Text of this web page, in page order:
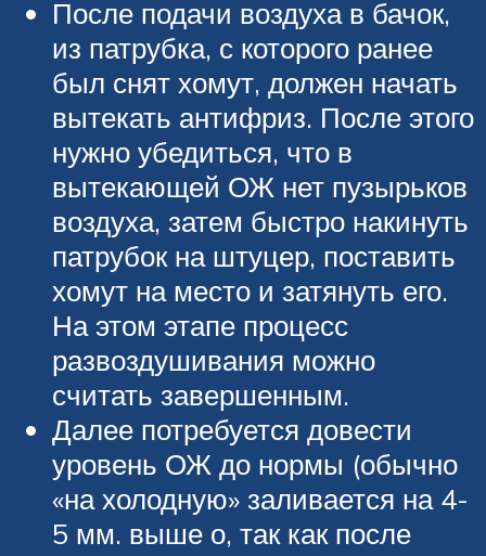
После подачи воздуха в бачок,
из патрубка, с которого ранее
был снят хомут, должен начать
вытекать антифриз. После этого
нужно убедиться, что в
вытекающей ОЖ нет пузырьков
воздуха, затем быстро накинуть
патрубок на штуцер, поставить
хомут на место и затянуть его.
На этом этапе процесс
развоздушивания можно
считать завершенным.
Далее потребуется довести
уровень ОЖ до нормы (обычно
«на холодную» заливается на 4-
5 мм. выше о, так как после